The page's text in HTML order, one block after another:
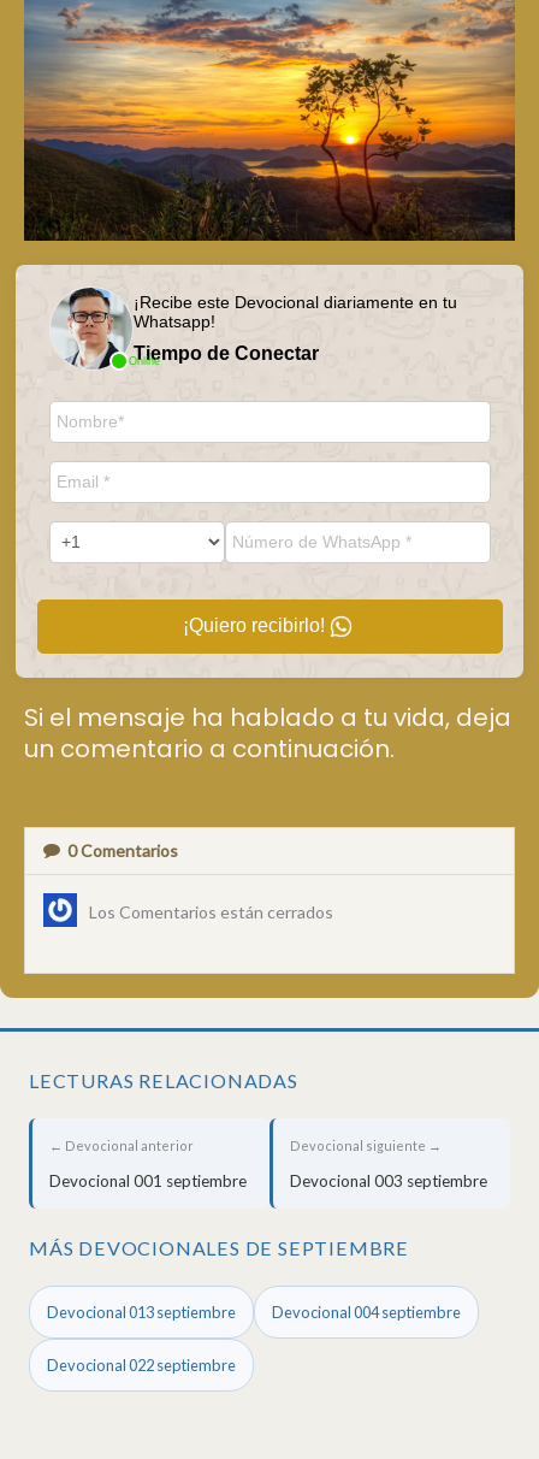
Online
¡Recibe este Devocional diariamente en tu
Whatsapp!
Tiempo de Conectar
¡Quiero recibirlo!
Si el mensaje ha hablado a tu vida, deja
un comentario a continuación.
0Comentarios
Los Comentarios están cerrados
LECTURAS RELACIONADAS
← Devocional anterior
Devocional 001 septiembre
Devocional siguiente →
Devocional 003 septiembre
MÁS DEVOCIONALES DE SEPTIEMBRE
Devocional 013 septiembre Devocional 004 septiembre
Devocional 022 septiembre